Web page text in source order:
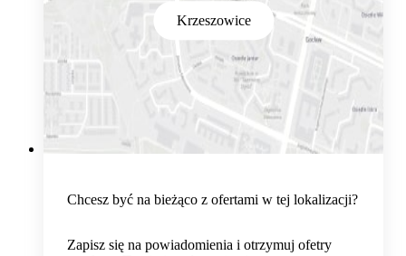
Krzeszowice
Chcesz być na bieżąco z ofertami w tej lokalizacji?
Zapisz się na powiadomienia i otrzymuj ofetry